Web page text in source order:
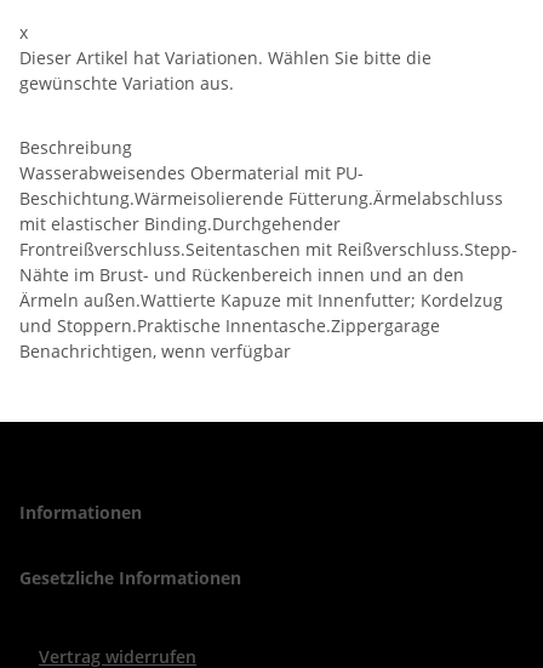
x
Dieser Artikel hat Variationen. Wählen Sie bitte die
gewünschte Variation aus.
Beschreibung
Wasserabweisendes Obermaterial mit PU-
Beschichtung.Wärmeisolierende Fütterung.Ärmelabschluss
mit elastischer Binding.Durchgehender
Frontreißverschluss.Seitentaschen mit Reißverschluss.Stepp-
Nähte im Brust- und Rückenbereich innen und an den
Ärmeln außen.Wattierte Kapuze mit Innenfutter; Kordelzug
und Stoppern.Praktische Innentasche.Zippergarage
Benachrichtigen, wenn verfügbar
Informationen
Gesetzliche Informationen
Vertrag widerrufen